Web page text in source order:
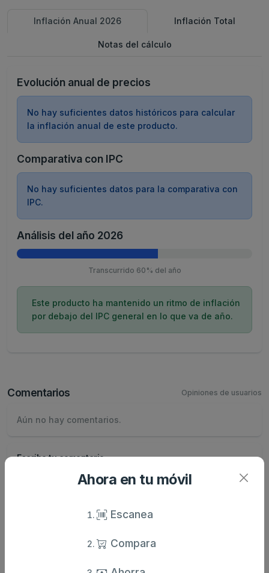
Inflación Anual 2026 Inflación Total
Notas del cálculo
Evolución anual de precios
No hay suficientes datos históricos para calcular
la inflación anual de este producto.
Comparativa con IPC
No hay suficientes datos para la comparativa con
IPC.
Análisis del año 2026
Transcurrido 60% del año
Este producto ha mantenido un ritmo de inflación
por debajo del IPC general en lo que va de año.
Comentarios Opiniones de usuarios
Aún no hay comentarios.
Escribe tu comentario
Ahora en tu móvil
Escanea
Compara